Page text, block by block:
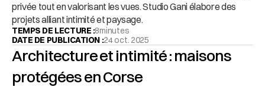
privée tout en valorisant les vues. Studio Gani élabore des
projets alliant intimité et paysage.
TEMPS DE LECTURE :8minutes
DATE DE PUBLICATION :24 oct. 2025
Architecture et intimité : maisons
protégées en Corse